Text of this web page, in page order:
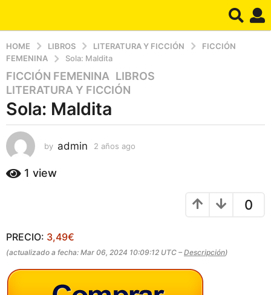
HOME LIBROS LITERATURA Y FICCIÓN
FICCIÓN
FEMENINA
Sola: Maldita
2
a
ñ
s
a
o
o
s
g
FICCIÓN FEMENINA ,LIBROS
LITERATURA Y FICCIÓN
Sola: Maldita
by admin 2 años ago
1 view
0
PRECIO: 3,49€
(actualizado a fecha: Mar 06, 2024 10:09:12 UTC – Descripción)